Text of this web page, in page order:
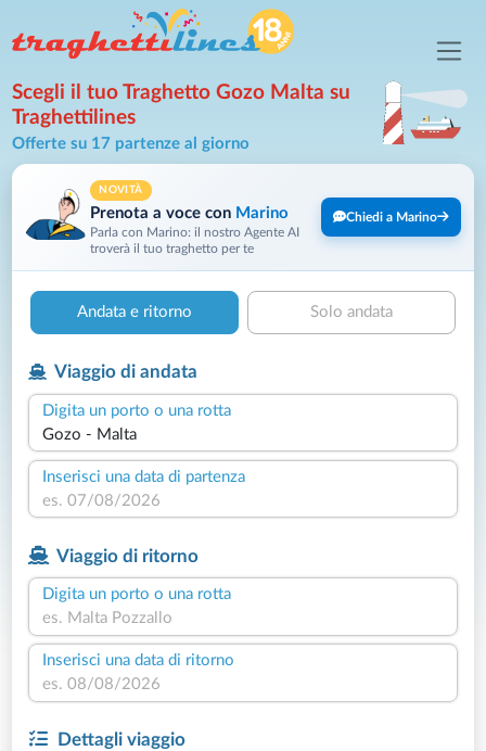
Scegli il tuo Traghetto Gozo Malta su
Traghettilines
Offerte su 17 partenze al giorno
NOVITÀ
Prenota a voce con Marino
Parla con Marino: il nostro Agente AI
troverà il tuo traghetto per te
Chiedi a Marino
Andata e ritorno Solo andata
Viaggio di andata
Digita un porto o una rotta
Inserisci una data di partenza
Viaggio di ritorno
Digita un porto o una rotta
Inserisci una data di ritorno
Dettagli viaggio